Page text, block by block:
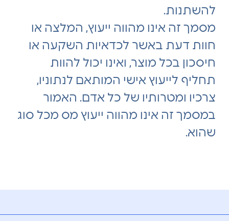
להשתנות.
מסמך זה אינו מהווה ייעוץ, המלצה או
חוות דעת באשר לכדאיות השקעה או
חיסכון בכל מוצר, ואינו יכול להוות
תחליף לייעוץ אישי המותאם לנתוניו,
צרכיו ומטרותיו של כל אדם. האמור
במסמך זה אינו מהווה ייעוץ מס מכל סוג
שהוא.